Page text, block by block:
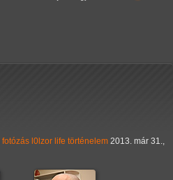
fotózás l0lzor life történelem 2013. már 31.,